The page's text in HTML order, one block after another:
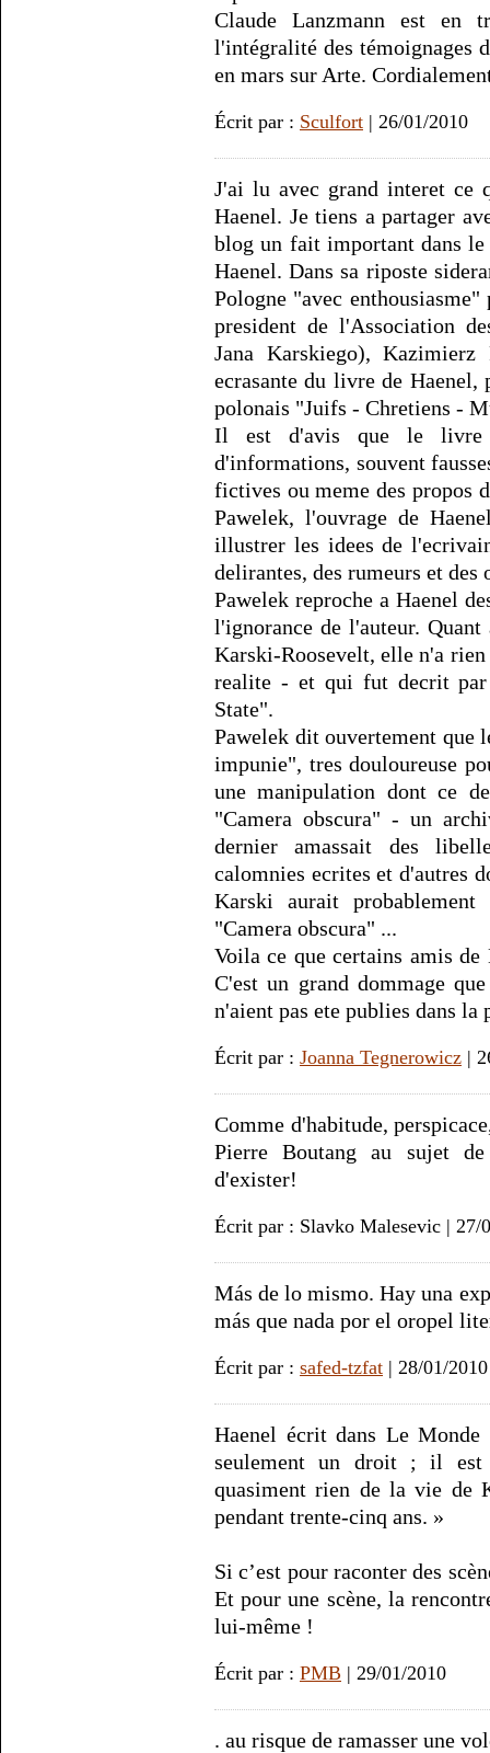
Claude Lanzmann est
l'intégralité des témoignages
en mars sur Arte.
Écrit par : Sculfort | 26/01/2010
J'ai lu avec grand interet ce
Haenel. Je tiens a partager
blog un fait important dans
Haenel. Dans sa riposte
Pologne "avec
president de l'Association
Jana Karskiego),
ecrasante du livre de
polonais "Juifs - Chretiens -
Il est d'avis que le livre
d'informations, souvent
fictives ou meme des propos
Pawelek, l'ouvrage de
illustrer les idees de
delirantes, des rumeurs et
Pawelek reproche a Haenel
l'ignorance de l'auteur.
Karski-Roosevelt, elle n'a
realite - et qui fut decrit
State".
Pawelek dit ouvertement que
impunie", tres douloureuse
une manipulation dont ce
"Camera obscura" - un
dernier amassait des
calomnies ecrites et d'autres
Karski aurait
"Camera obscura" ...
Voila ce que certains amis
C'est un grand dommage
n'aient pas ete publies dans la
Écrit par : Joanna Tegnerowicz |
Comme d'habitude,
Pierre Boutang au sujet
d'exister!
Écrit par : Slavko Malesevic | 27/
Más de lo mismo. Hay una
más que nada por el oropel
Écrit par : safed-tzfat | 28/01/2010
Haenel écrit dans Le
seulement un droit ; il est
quasiment rien de la vie de
pendant trente-cinq ans. »
Si c’est pour raconter des
Et pour une scène, la
lui-même !
Écrit par : PMB | 29/01/2010
. au risque de ramasser une